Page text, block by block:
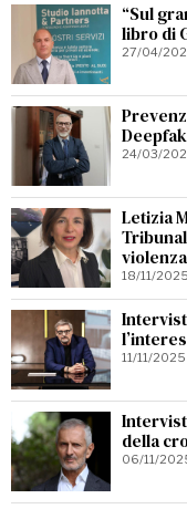
“Sul
libro di
27/04/
24/03/
Letizia
18/11/2025
11/11/2025
della
06/11/